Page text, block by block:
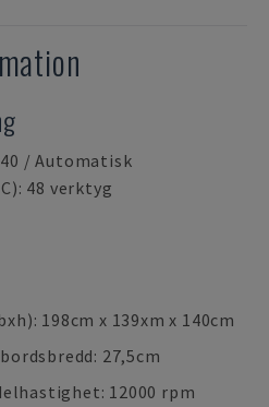
/ Automatisk
48 verktyg
198cm x 139xm x 140cm
27,5cm
12000 rpm